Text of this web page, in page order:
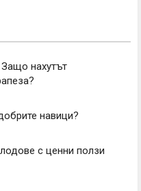
нахутът
навици?
с ценни ползи